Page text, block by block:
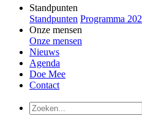
Standpunten
Standpunten Programma
Onze mensen
Onze mensen
Nieuws
Agenda
Doe Mee
Contact